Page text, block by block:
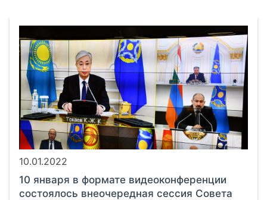
10.01.2022
10 января в формате видеоконференции
состоялось внеочередная сессия Совета